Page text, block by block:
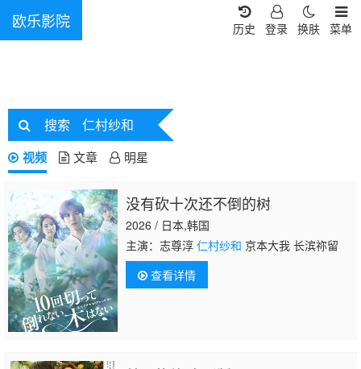
欧乐影院 菜单
换肤
登录
历史
搜索 仁村纱和
视频 文章 明星
没有砍十次还不倒的树
2026 / 日本,韩国
主演：志尊淳 仁村纱和 京本大我 长滨祢留
查看详情